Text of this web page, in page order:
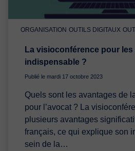
ORGANISATION OUTILS DIGITAUX
La visioconférence pour les
indispensable ?
Publié le mardi 17 octobre 2023
Quels sont les avantages de
pour l’avocat ? La
plusieurs avantages
français, ce qui explique son
sein de la…